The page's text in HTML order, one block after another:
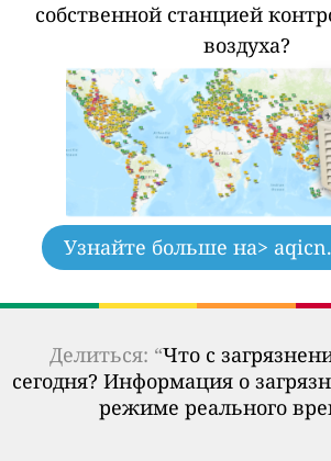
собственной станцией
воздуха?
Узнайте больше на>
Делиться: “Что с
сегодня? Информация о
режиме реального